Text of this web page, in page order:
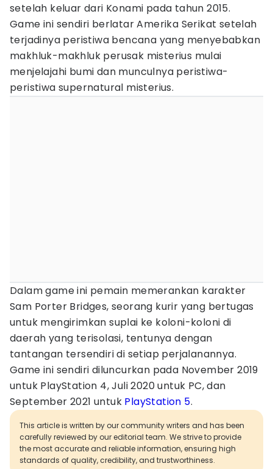
setelah keluar dari Konami pada tahun 2015.
Game ini sendiri berlatar Amerika Serikat setelah
terjadinya peristiwa bencana yang menyebabkan
makhluk-makhluk perusak misterius mulai
menjelajahi bumi dan munculnya peristiwa-
peristiwa supernatural misterius.
Dalam game ini pemain memerankan karakter
Sam Porter Bridges, seorang kurir yang bertugas
untuk mengirimkan suplai ke koloni-koloni di
daerah yang terisolasi, tentunya dengan
tantangan tersendiri di setiap perjalanannya.
Game ini sendiri diluncurkan pada November 2019
untuk PlayStation 4, Juli 2020 untuk PC, dan
September 2021 untuk PlayStation 5.
This article is written by our community writers and has been
carefully reviewed by our editorial team. We strive to provide
the most accurate and reliable information, ensuring high
standards of quality, credibility, and trustworthiness.